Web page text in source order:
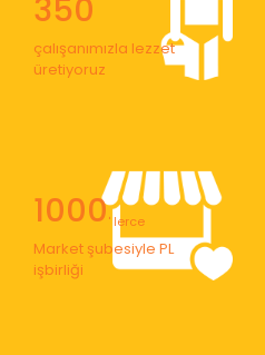
350
çalışanımızla lezzet
üretiyoruz
1000' lerce
Market şubesiyle PL
işbirliği